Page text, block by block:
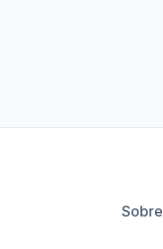
Sobre